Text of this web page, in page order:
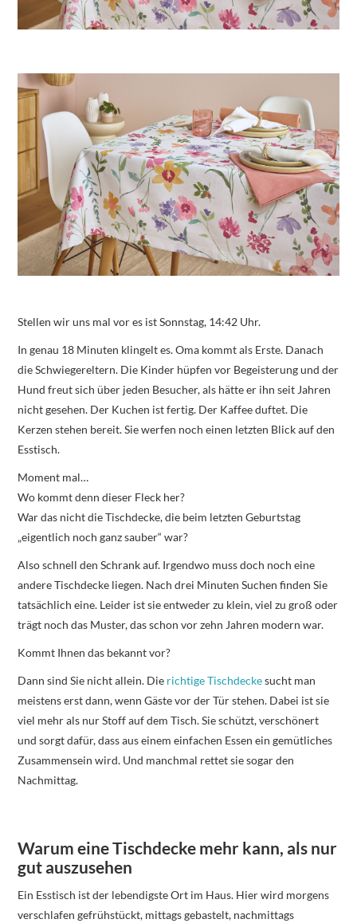
Stellen wir uns mal vor es ist Sonnstag, 14:42 Uhr.
In genau 18 Minuten klingelt es. Oma kommt als Erste. Danach
die Schwiegereltern. Die Kinder hüpfen vor Begeisterung und der
Hund freut sich über jeden Besucher, als hätte er ihn seit Jahren
nicht gesehen. Der Kuchen ist fertig. Der Kaffee duftet. Die
Kerzen stehen bereit. Sie werfen noch einen letzten Blick auf den
Esstisch.
Moment mal…
Wo kommt denn dieser Fleck her?
War das nicht die Tischdecke, die beim letzten Geburtstag
„eigentlich noch ganz sauber“ war?
Also schnell den Schrank auf. Irgendwo muss doch noch eine
andere Tischdecke liegen. Nach drei Minuten Suchen finden Sie
tatsächlich eine. Leider ist sie entweder zu klein, viel zu groß oder
trägt noch das Muster, das schon vor zehn Jahren modern war.
Kommt Ihnen das bekannt vor?
Dann sind Sie nicht allein. Die richtige Tischdeckesucht man
meistens erst dann, wenn Gäste vor der Tür stehen. Dabei ist sie
viel mehr als nur Stoff auf dem Tisch. Sie schützt, verschönert
und sorgt dafür, dass aus einem einfachen Essen ein gemütliches
Zusammensein wird. Und manchmal rettet sie sogar den
Nachmittag.
Warum eine Tischdecke mehr kann, als nur
gut auszusehen
Ein Esstisch ist der lebendigste Ort im Haus. Hier wird morgens
verschlafen gefrühstückt, mittags gebastelt, nachmittags